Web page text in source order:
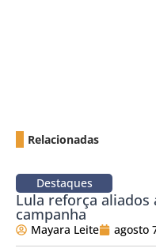
Relacionadas
Destaques
Lula reforça aliados
campanha
Mayara Leite agosto